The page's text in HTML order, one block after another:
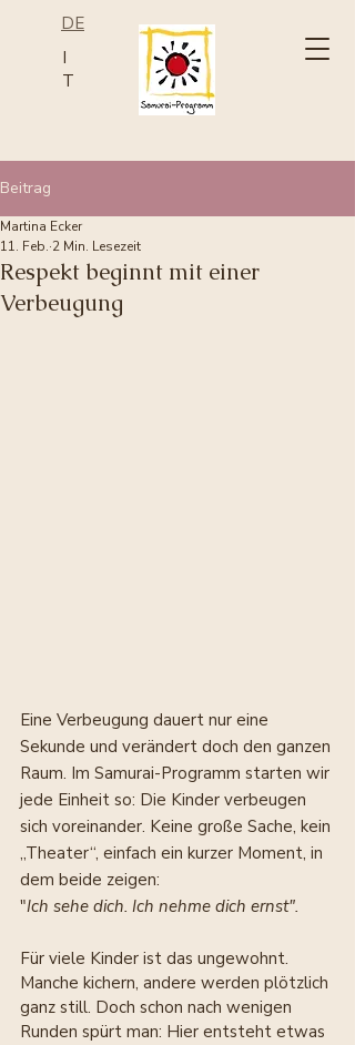
DE
I
T
Beitrag
Respekt beginnt mit einer
Verbeugung
Martina Ecker
11. Feb. 2 Min. Lesezeit
Eine Verbeugung dauert nur eine
Sekunde und verändert doch den ganzen
Raum. Im Samurai-Programm starten wir
jede Einheit so: Die Kinder verbeugen
sich voreinander. Keine große Sache, kein
„Theater“, einfach ein kurzer Moment, in
dem beide zeigen:
"Ich sehe dich. Ich nehme dich ernst".
Für viele Kinder ist das ungewohnt.
Manche kichern, andere werden plötzlich
ganz still. Doch schon nach wenigen
Runden spürt man: Hier entsteht etwas